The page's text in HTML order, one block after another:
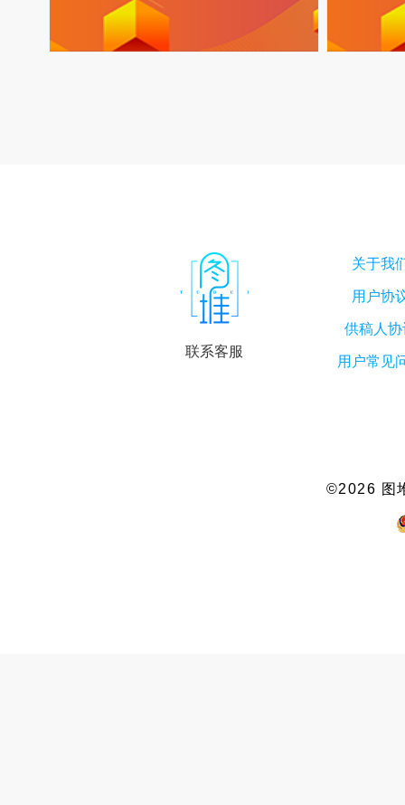
联系客服
关于我
用户协
供稿人协
用户常见
©2026 图